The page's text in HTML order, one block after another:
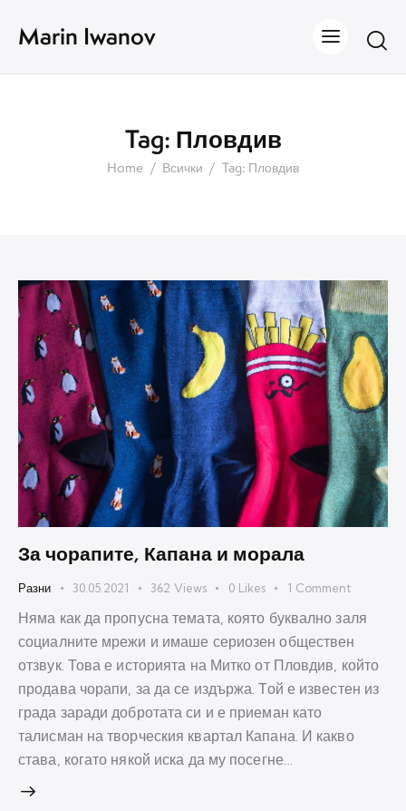
Marin Iwanov
Tag: Пловдив
Home Всички Tag: Пловдив
За чорапите, Капана и морала
Разни 30.05.2021 362 Views 0 Likes 1 Comment
Няма как да пропусна темата, която буквално заля
социалните мрежи и имаше сериозен обществен
отзвук. Това е историята на Митко от Пловдив, който
продава чорапи, за да се издържа. Той е известен из
града заради добротата си и е приеман като
талисман на творческия квартал Капана. И какво
става, когато някой иска да му посегне…